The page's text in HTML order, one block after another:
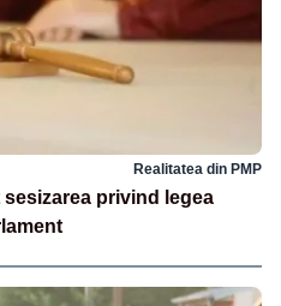
Realitatea din PMP
privind legea